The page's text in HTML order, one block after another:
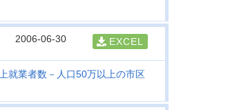
2006-06-30 EXCEL
就業者数－人口50万以上の市区